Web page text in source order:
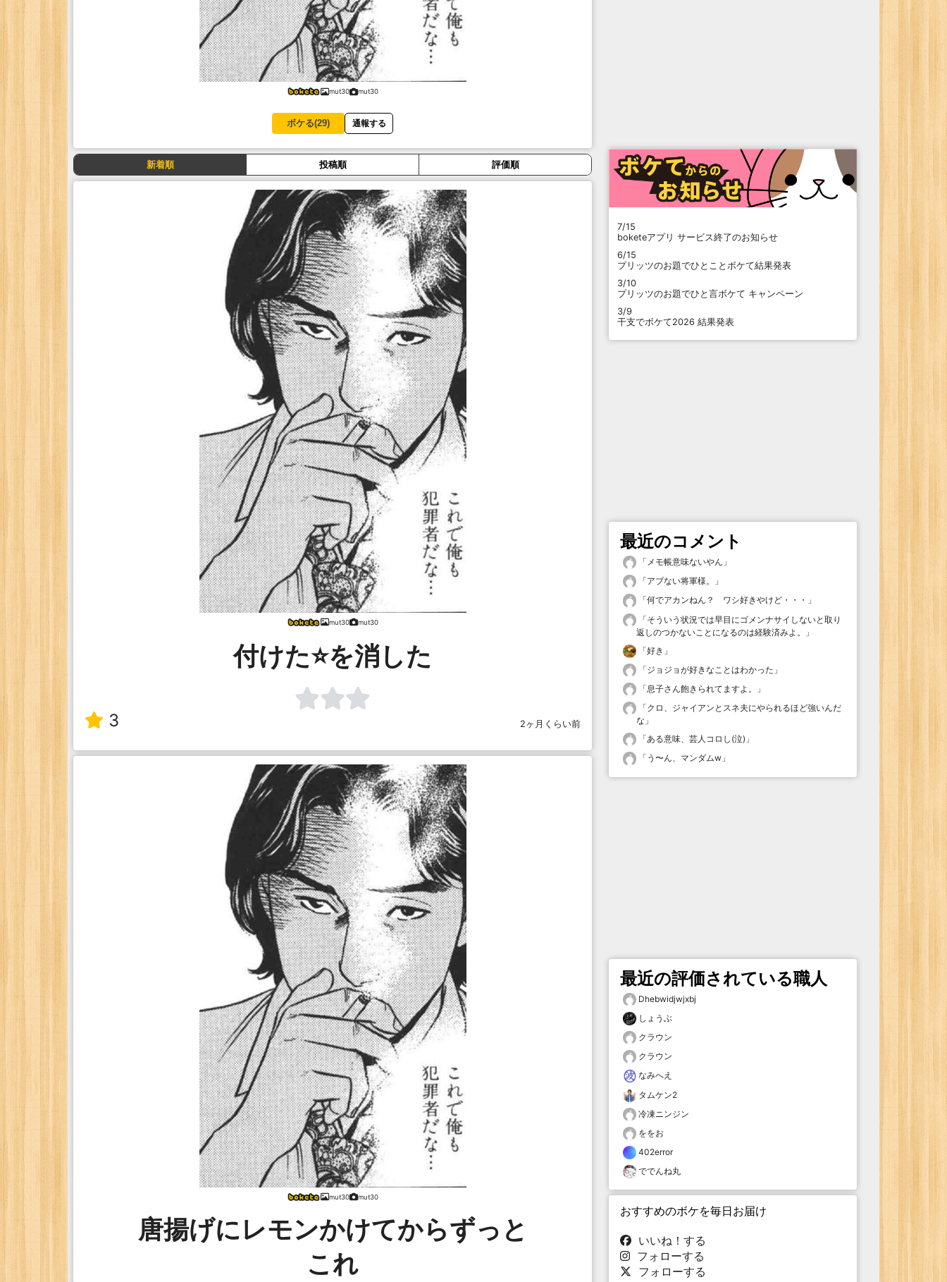
mut30 mut30
ボケる(29) 通報する
新着順 投稿順 評価順
mut30 mut30
付けた⭐を消した
3 2ヶ月くらい前
mut30 mut30
唐揚げにレモンかけてからずっと
これ
7/15
boketeアプリ サービス終了のお知らせ
6/15
プリッツのお題でひとことボケて結果発表
3/10
プリッツのお題でひと言ボケて キャンペーン
3/9
干支でボケて2026 結果発表
最近のコメント
「 メモ帳意味ないやん 」
「アブない将軍様。
」
「何でアカンねん？ ワシ好きやけど・・・ 」
「そういう状況では早目にゴメンナサイしないと取り
返しのつかないことになるのは経験済みよ。
」
「好き 」
「ジョジョが好きなことはわかった 」
「息子さん飽きられてますよ。
」
「クロ、ジャイアンとスネ夫にやられるほど強いんだ
な 」
「ある意味、芸人コロし(泣) 」
「 う〜ん、マンダムw 」
最近の評価されている職人
Dhebwidjwjxbj
しょうぶ
クラウン
クラウン
なみへえ
タムケン2
冷凍ニンジン
ををお
402error
ででんね丸
おすすめのボケを毎日お届け
いいね！する
フォローする
フォローする